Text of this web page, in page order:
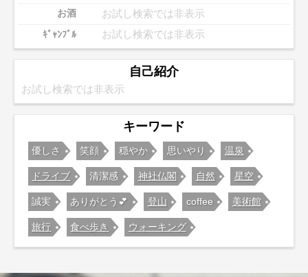
お酒 お試し検索では非表示
ｷﾞｬﾝﾌﾞﾙ お試し検索では非表示
自己紹介
お試し検索では非表示
キーワード
優しさ 笑顔 穏やか 思いやり 温泉
ドライブ 清潔感 神社仏閣 自然 星空
誠実 ありがとう💕 登山 coffee 美術館
旅行 食べ歩き ウォーキング